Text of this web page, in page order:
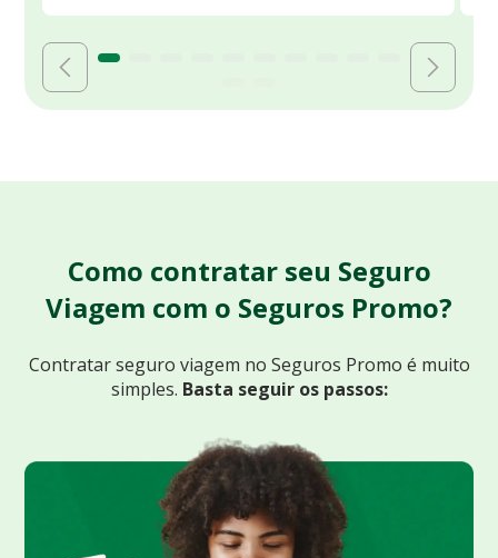
Como contratar seu Seguro
Viagem com o Seguros Promo?
Contratar seguro viagem no Seguros Promo é muito
simples. Basta seguir os passos: